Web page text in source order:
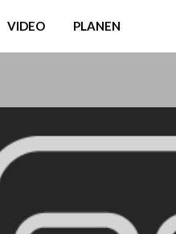
VIDEO PLANEN